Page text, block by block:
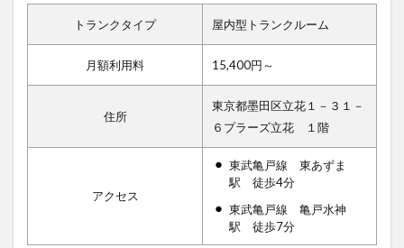
トランクタイプ 屋内型トランクルーム
月額利用料 15,400円～
住所
東京都墨田区立花１－３１－
６プラーズ立花 １階
アクセス
東武亀戸線 東あずま
駅 徒歩4分
東武亀戸線 亀戸水神
駅 徒歩7分